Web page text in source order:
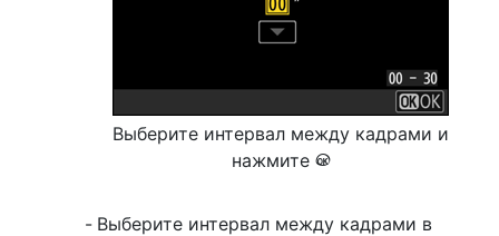
Выберите интервал между кадрами и
нажмите J
Выберите интервал между кадрами в